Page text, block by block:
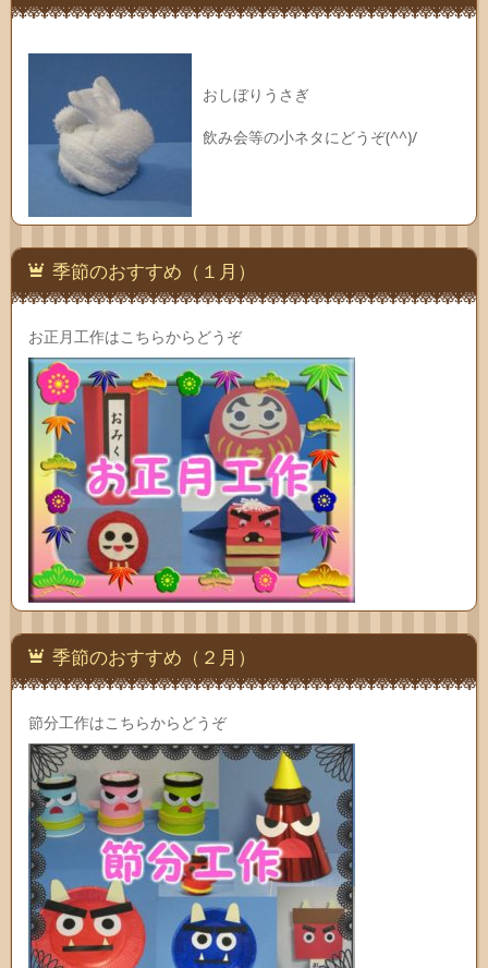
おしぼりうさぎ
飲み会等の小ネタにどうぞ(^^)/
季節のおすすめ（１月）
お正月工作はこちらからどうぞ
季節のおすすめ（２月）
節分工作はこちらからどうぞ